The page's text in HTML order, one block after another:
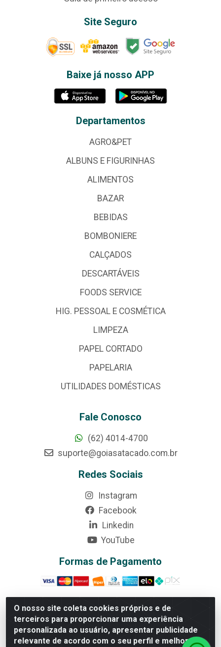
O nosso site coleta cookies próprios e de
terceiros para proporcionar uma experiência
personalizada ao usuário, apresentar publicidade
relevante de acordo com o seu perfil e melhorar a
Site Seguro
Baixe já nosso APP
Departamentos
AGRO&PET
ALBUNS E FIGURINHAS
ALIMENTOS
BAZAR
BEBIDAS
BOMBONIERE
CALÇADOS
DESCARTÁVEIS
FOODS SERVICE
HIG. PESSOAL E COSMÉTICA
LIMPEZA
PAPEL CORTADO
PAPELARIA
UTILIDADES DOMÉSTICAS
Fale Conosco
(62) 4014-4700
suporte@goiasatacado.com.br
Redes Sociais
Instagram
Facebook
Linkedin
YouTube
Formas de Pagamento
Rede Brasil - Avenida Universitária, nº 3860, Jardim das
Américas II Etapa - Anápolis/GO - CEP 75070-415 -
CNPJ 07.728.073/0002-24